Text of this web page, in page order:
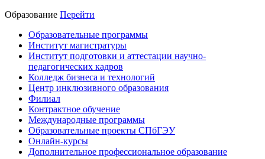
Образование Перейти
Образовательные программы
Институт магистратуры
Институт подготовки и аттестации научно-
педагогических кадров
Колледж бизнеса и технологий
Центр инклюзивного образования
Филиал
Контрактное обучение
Международные программы
Образовательные проекты СПбГЭУ
Онлайн-курсы
Дополнительное профессиональное образование